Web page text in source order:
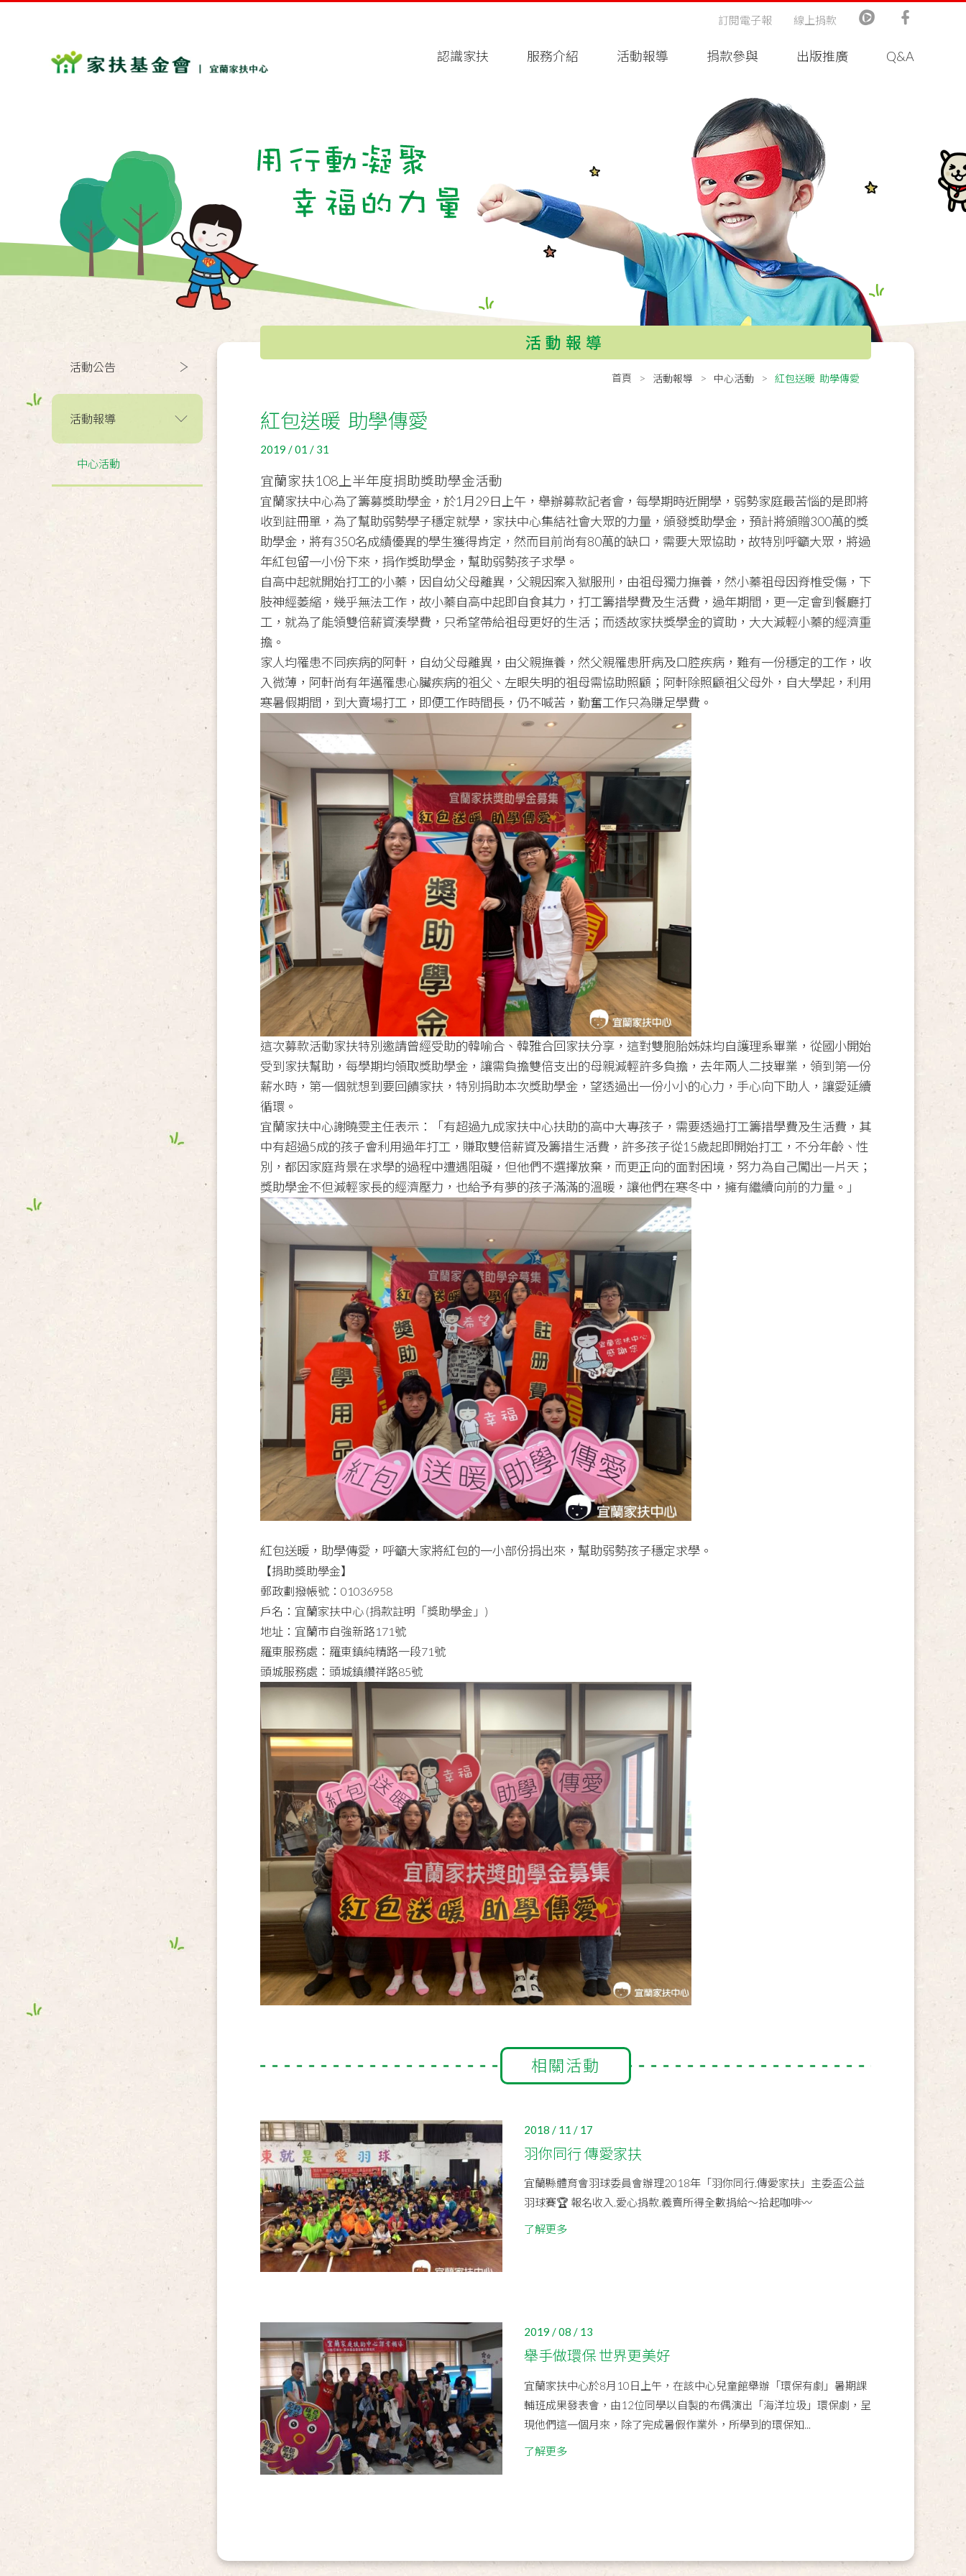
認識家扶 服務介紹 活動報導 捐款參與 出版推廣 Q&A
訂閱電子報 線上捐款
活動公告
活動報導
中心活動
活動報導
首頁 活動報導 中心活動 紅包送暖 助學傳愛
紅包送暖 助學傳愛
2019 / 01 / 31
宜蘭家扶108上半年度捐助獎助學金活動
宜蘭家扶中心為了籌募獎助學金，於1月29日上午，舉辦募款記者會，每學期時近開學，弱勢家庭最苦惱的是即將
收到註冊單，為了幫助弱勢學子穩定就學，家扶中心集結社會大眾的力量，頒發獎助學金，預計將頒贈300萬的獎
助學金，將有350名成績優異的學生獲得肯定，然而目前尚有80萬的缺口，需要大眾協助，故特別呼籲大眾，將過
年紅包留一小份下來，捐作獎助學金，幫助弱勢孩子求學。
自高中起就開始打工的小蓁，因自幼父母離異，父親因案入獄服刑，由祖母獨力撫養，然小蓁祖母因脊椎受傷，下
肢神經萎縮，幾乎無法工作，故小蓁自高中起即自食其力，打工籌措學費及生活費，過年期間，更一定會到餐廳打
工，就為了能領雙倍薪資湊學費，只希望帶給祖母更好的生活；而透故家扶獎學金的資助，大大減輕小蓁的經濟重
擔。
家人均罹患不同疾病的阿軒，自幼父母離異，由父親撫養，然父親罹患肝病及口腔疾病，難有一份穩定的工作，收
入微薄，阿軒尚有年邁罹患心臟疾病的祖父、左眼失明的祖母需協助照顧；阿軒除照顧祖父母外，自大學起，利用
寒暑假期間，到大賣場打工，即便工作時間長，仍不喊苦，勤奮工作只為賺足學費。
這次募款活動家扶特別邀請曾經受助的韓喻合、韓雅合回家扶分享，這對雙胞胎姊妹均自護理系畢業，從國小開始
受到家扶幫助，每學期均領取獎助學金，讓需負擔雙倍支出的母親減輕許多負擔，去年兩人二技畢業，領到第一份
薪水時，第一個就想到要回饋家扶，特別捐助本次獎助學金，望透過出一份小小的心力，手心向下助人，讓愛延續
循環。
宜蘭家扶中心謝曉雯主任表示：「有超過九成家扶中心扶助的高中大專孩子，需要透過打工籌措學費及生活費，其
中有超過5成的孩子會利用過年打工，賺取雙倍薪資及籌措生活費，許多孩子從15歲起即開始打工，不分年齡、性
別，都因家庭背景在求學的過程中遭遇阻礙，但他們不選擇放棄，而更正向的面對困境，努力為自己闖出一片天；
獎助學金不但減輕家長的經濟壓力，也給予有夢的孩子滿滿的溫暖，讓他們在寒冬中，擁有繼續向前的力量。」
紅包送暖，助學傳愛，呼籲大家將紅包的一小部份捐出來，幫助弱勢孩子穩定求學。
【捐助獎助學金】
郵政劃撥帳號：01036958
戶名：宜蘭家扶中心 (捐款註明「獎助學金」)
地址：宜蘭市自強新路171號
羅東服務處：羅東鎮純精路一段71號
頭城服務處：頭城鎮纘祥路85號
相關活動
2018 / 11 / 17
羽你同行 傳愛家扶
宜蘭縣體育會羽球委員會辦理2018年「羽你同行.傳愛家扶」主委盃公益
羽球賽🏆 報名收入.愛心捐款.義賣所得全數捐給～拾起咖啡〰
了解更多
2019 / 08 / 13
舉手做環保 世界更美好
宜蘭家扶中心於8月10日上午，在該中心兒童館舉辦「環保有劇」暑期課
輔班成果發表會，由12位同學以自製的布偶演出「海洋垃圾」環保劇，呈
現他們這一個月來，除了完成暑假作業外，所學到的環保知...
了解更多